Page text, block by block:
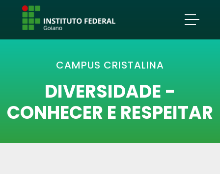
CAMPUS CRISTALINA
DIVERSIDADE -
CONHECER E RESPEITAR